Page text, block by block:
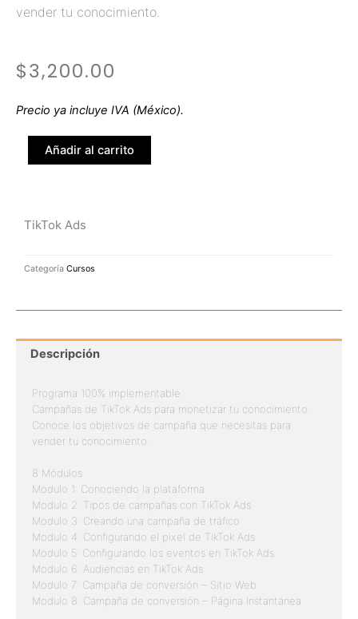
vender tu conocimiento.
$3,200.00
Precio ya incluye IVA (México).
TikTok
Ads
Añadir al carrito
TikTok Ads
Categoría Cursos
Descripción
Programa 100% implementable.
Campañas de TikTok Ads para monetizar tu conocimiento.
Conoce los objetivos de campaña que necesitas para
vender tu conocimiento.
8 Módulos
Modulo 1: Conociendo la plataforma
Modulo 2: Tipos de campañas con TikTok Ads
Modulo 3: Creando una campaña de tráfico
Modulo 4: Configurando el pixel de TikTok Ads
Modulo 5: Configurando los eventos en TikTok Ads
Modulo 6: Audiencias en TikTok Ads
Modulo 7: Campaña de conversión – Sitio Web
Modulo 8: Campaña de conversión – Página Instantánea